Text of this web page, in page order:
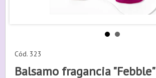
Cód. 323
Balsamo fragancia "Febble"